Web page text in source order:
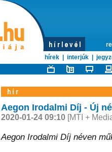
hírek
interjúk
Aegon Irodalmi Díj - Új
2020-01-24 09:10[MTI +
Aegon Irodalmi Díj néven